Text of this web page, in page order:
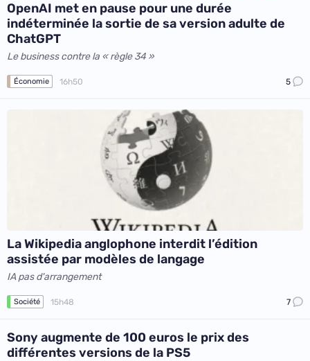
OpenAI met en pause pour une durée
indéterminée la sortie de sa version adulte de
ChatGPT
Le business contre la « règle 34 »
Économie 16h50 5
La Wikipedia anglophone interdit l’édition
assistée par modèles de langage
IA pas d'arrangement
Société 15h48 7
Sony augmente de 100 euros le prix des
différentes versions de la PS5